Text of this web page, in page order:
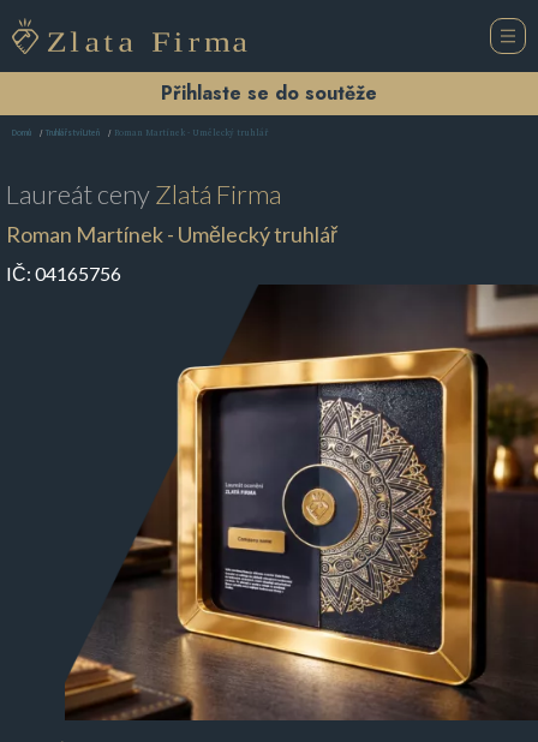
Přihlaste se do soutěže
Domů Truhlářství Liteň Roman Martínek - Umělecký truhlář
Laureát cenyZlatá Firma
Roman Martínek - Umělecký truhlář
IČ: 04165756